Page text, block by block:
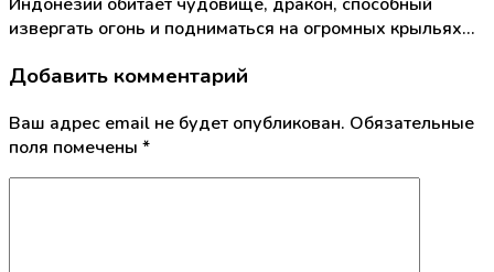
извергать огонь и подниматься на огромных крыльях…
Добавить комментарий
Ваш адрес email не будет опубликован. Обязательные
поля помечены *